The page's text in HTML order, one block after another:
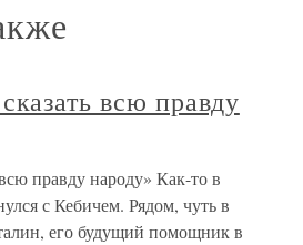
всю правду
правду народу» Как-то в
с Кебичем. Рядом, чуть в
его будущий помощник в